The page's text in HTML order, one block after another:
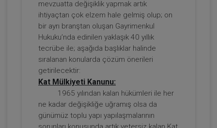
Tüketici Hukuku Enstitüsü
mevzuatta değişiklik yapmak artık
ihtiyaçtan çok elzem hale gelmiş olup; on
bir ayrı branştan oluşan Gayrimenkul
Hukuku’nda edinilen yaklaşık 40 yıllık
tecrübe ile; aşağıda başlıklar halinde
sıralanan konularda çözüm önerileri
getirilecektir:
Kat Mülkiyeti Kanunu:
1965 yılından kalan hükümleri ile her
ne kadar değişikliğe uğramış olsa da
günümüz toplu yapı yapılaşmalarının